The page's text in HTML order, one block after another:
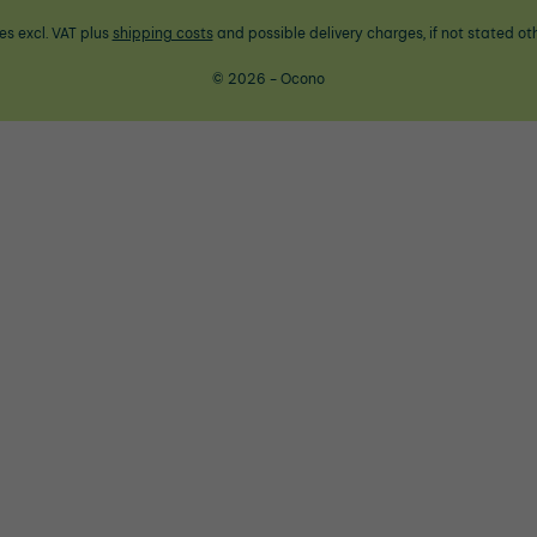
excl. VAT plus shipping costsand possible delivery charges, if not stated
© 2026 - Ocono